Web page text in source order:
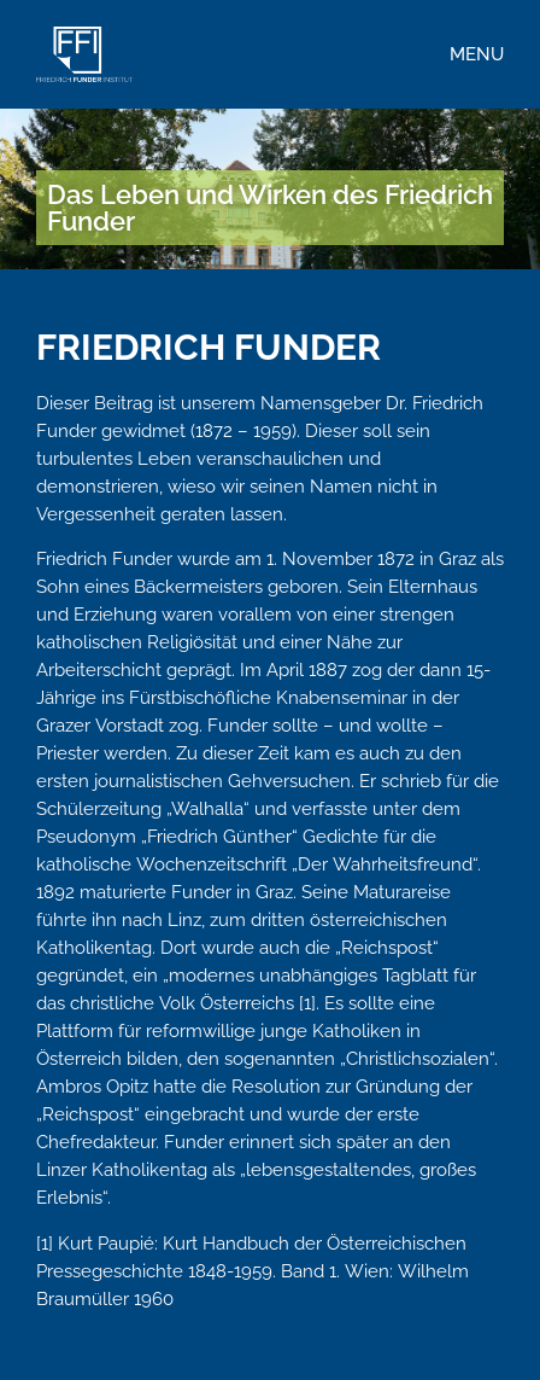
MENU
Das Leben und Wirken des Friedrich
Funder
FRIEDRICH FUNDER
Dieser Beitrag ist unserem Namensgeber Dr. Friedrich
Funder gewidmet (1872 – 1959). Dieser soll sein
turbulentes Leben veranschaulichen und
demonstrieren, wieso wir seinen Namen nicht in
Vergessenheit geraten lassen.
Friedrich Funder wurde am 1. November 1872 in Graz als
Sohn eines Bäckermeisters geboren. Sein Elternhaus
und Erziehung waren vorallem von einer strengen
katholischen Religiösität und einer Nähe zur
Arbeiterschicht geprägt. Im April 1887 zog der dann 15-
Jährige ins Fürstbischöfliche Knabenseminar in der
Grazer Vorstadt zog. Funder sollte – und wollte –
Priester werden. Zu dieser Zeit kam es auch zu den
ersten journalistischen Gehversuchen. Er schrieb für die
Schülerzeitung „Walhalla“ und verfasste unter dem
Pseudonym „Friedrich Günther“ Gedichte für die
katholische Wochenzeitschrift „Der Wahrheitsfreund“.
1892 maturierte Funder in Graz. Seine Maturareise
führte ihn nach Linz, zum dritten österreichischen
Katholikentag. Dort wurde auch die „Reichspost“
gegründet, ein „modernes unabhängiges Tagblatt für
das christliche Volk Österreichs [1]. Es sollte eine
Plattform für reformwillige junge Katholiken in
Österreich bilden, den sogenannten „Christlichsozialen“.
Ambros Opitz hatte die Resolution zur Gründung der
„Reichspost“ eingebracht und wurde der erste
Chefredakteur. Funder erinnert sich später an den
Linzer Katholikentag als „lebensgestaltendes, großes
Erlebnis“.
[1] Kurt Paupié: Kurt Handbuch der Österreichischen
Pressegeschichte 1848-1959. Band 1. Wien: Wilhelm
Braumüller 1960